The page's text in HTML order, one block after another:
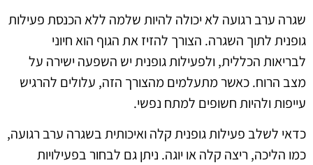
שגרה ערב רגועה לא יכולה להיות שלמה ללא הכנסת פעילות
גופנית לתוך השגרה. הצורך להזיז את הגוף הוא חיוני
לבריאות הכללית, ולפעילות גופנית יש השפעה ישירה על
מצב הרוח. כאשר מתעלמים מהצורך הזה, עלולים להרגיש
עייפות ולהיות חשופים למתח נפשי.
כדאי לשלב פעילות גופנית קלה ואיכותית בשגרה ערב רגועה,
כמו הליכה, ריצה קלה או יוגה. ניתן גם לבחור בפעילויות